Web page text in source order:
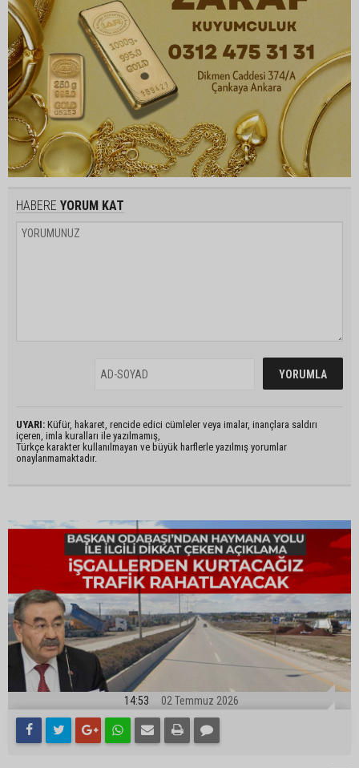
HABERE YORUM KAT
UYARI: Küfür, hakaret, rencide edici cümleler veya imalar, inançlara saldırı
içeren, imla kuralları ile yazılmamış,
Türkçe karakter kullanılmayan ve büyük harflerle yazılmış yorumlar
onaylanmamaktadır.
14:53 02 Temmuz 2026